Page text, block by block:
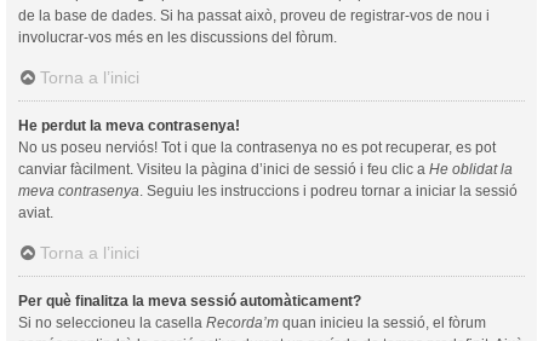
de la base de dades. Si ha passat això, proveu de registrar-vos de nou i
involucrar-vos més en les discussions del fòrum.
Torna a l’inici
He perdut la meva contrasenya!
No us poseu nerviós! Tot i que la contrasenya no es pot recuperar, es pot
canviar fàcilment. Visiteu la pàgina d’inici de sessió i feu clic a He oblidat la
meva contrasenya . Seguiu les instruccions i podreu tornar a iniciar la sessió
aviat.
Torna a l’inici
Per què finalitza la meva sessió automàticament?
Si no seleccioneu la casella Recorda’m quan inicieu la sessió, el fòrum